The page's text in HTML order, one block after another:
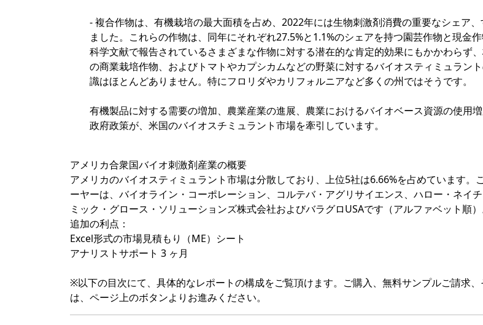
- 複合作物は、有機栽培の最大面積を占め、2022年には生物刺激剤消費の重要なシェア
ました。これらの作物は、同年にそれぞれ27.5%と1.1%のシェアを持つ園芸作物と現金作
科学文献で報告されているさまざまな作物に対する潜在的な肯定的効果にもかかわらず
の商業栽培作物、およびトマトやカプシカムなどの野菜に対するバイオスティミュラン
識はほとんどありません。特にフロリダやカリフォルニアなど多くの州ではそうです。
有機製品に対する需要の増加、農業産業の進展、農業におけるバイオベース資源の使用
政府政策が、米国のバイオスチミュラント市場を牽引しています。
アメリカ合衆国バイオ刺激剤産業の概要
アメリカのバイオスティミュラント市場は分散しており、上位5社は6.66%を占めています。
ーヤーは、バイオライン・コーポレーション、コルテバ・アグリサイエンス、ハロー・ネイ
ミック・グロース・ソリューションズ株式会社およびバラグロUSAです（アルファベット順）
追加の利点：
Excel形式の市場見積もり（ME）シート
アナリストサポート 3 ヶ月
※以下の目次にて、具体的なレポートの構成をご覧頂けます。ご購入、無料サンプルご請求
は、ページ上のボタンよりお進みください。